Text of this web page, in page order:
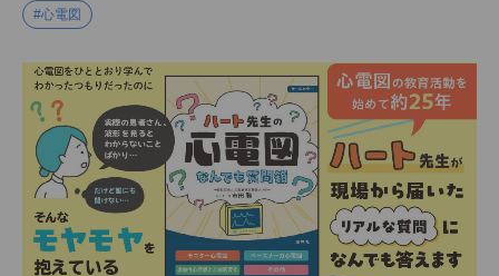
#心電図